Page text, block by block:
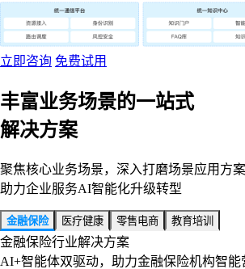
立即咨询 免费试用
丰富业务场景的一站式
解决方案
聚焦核心业务场景，深入打磨场景应用方案
助力企业服务AI智能化升级转型
金融保险 医疗健康 零售电商 教育培训
金融保险行业解决方案
AI+智能体双驱动，助力金融保险机构智